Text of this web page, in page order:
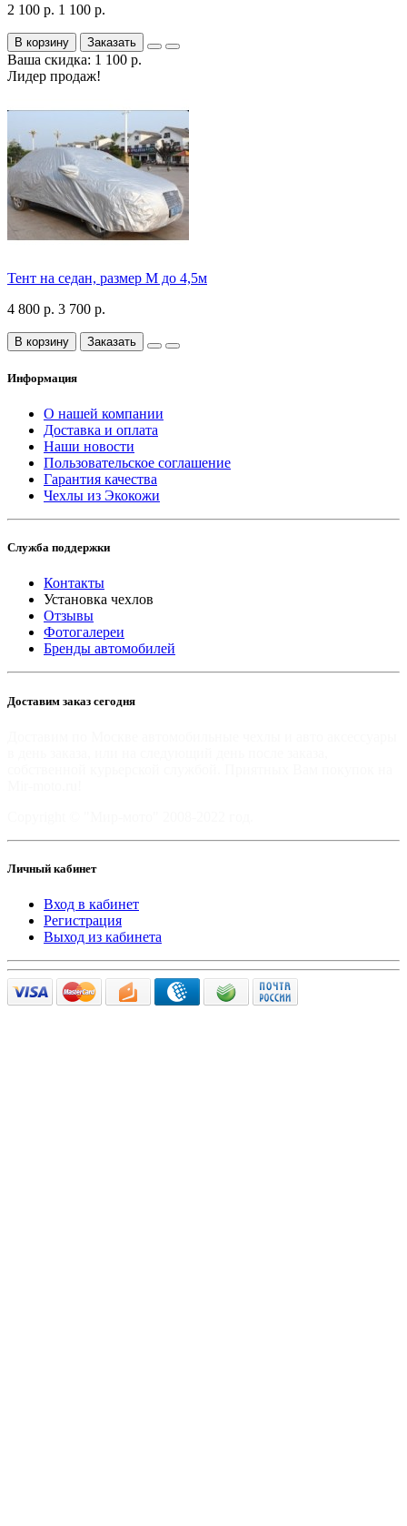
2 100 р. 1 100 р.
В корзину Заказать
Ваша скидка: 1 100 р.
Лидер продаж!
Тент на седан, размер М до 4,5м
4 800 р. 3 700 р.
В корзину Заказать
Информация
О нашей компании
Доставка и оплата
Наши новости
Пользовательское соглашение
Гарантия качества
Чехлы из Экокожи
Служба поддержки
Контакты
Установка чехлов
Отзывы
Фотогалереи
Бренды автомобилей
Доставим заказ сегодня
Личный кабинет
Вход в кабинет
Регистрация
Выход из кабинета